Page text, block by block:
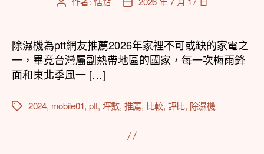
者
佈
日
期
除濕機為ptt網友推薦2026年家裡不可或缺的家電之
一，畢竟台灣屬副熱帶地區的國家，每一次梅雨鋒
面和東北季風一 […]
標
2024, mobile01, ptt, 坪數, 推薦, 比較, 評比, 除濕機